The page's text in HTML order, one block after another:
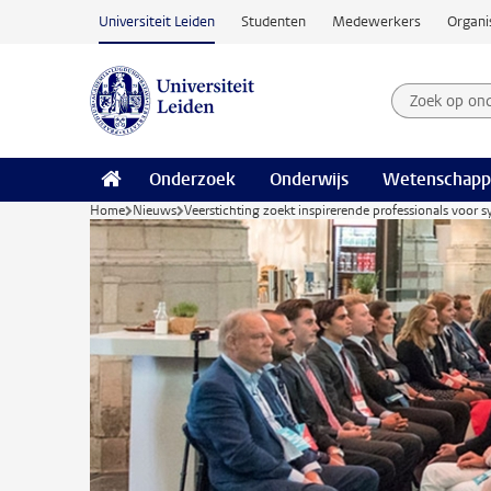
Ga naar hoofdinhoud
Universiteit Leiden Studenten Medewerkers
Zoek op
Zoekterm
Onderzoek Onderwijs
Home Nieuws Veerstichting zoekt inspirerende professionals voor